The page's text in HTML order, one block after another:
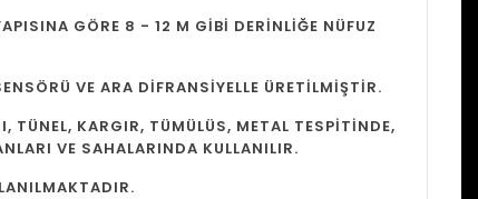
GÖRE 8 - 12 M GİBİ DERİNLİĞE NÜFUZ
VE ARA DİFRANSİYELLE ÜRETİLMİŞTİR.
TÜNEL, KARGIR, TÜMÜLÜS, METAL TESPİTİNDE,
VE SAHALARINDA KULLANILIR.